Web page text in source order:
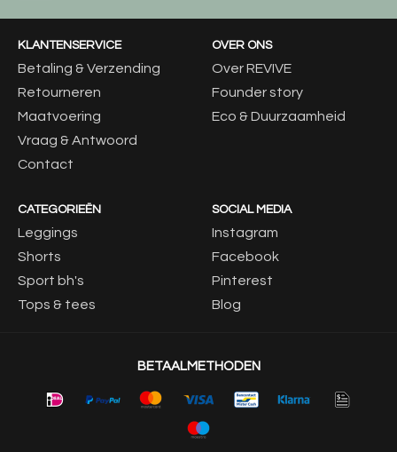
KLANTENSERVICE
Betaling & Verzending
Retourneren
Maatvoering
Vraag & Antwoord
Contact
OVER ONS
Over REVIVE
Founder story
Eco & Duurzaamheid
CATEGORIEËN
Leggings
Shorts
Sport bh's
Tops & tees
SOCIAL MEDIA
Instagram
Facebook
Pinterest
Blog
BETAALMETHODEN